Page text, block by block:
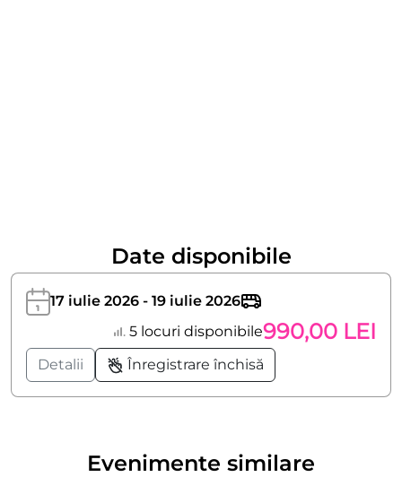
Date disponibile
17 iulie 2026 - 19 iulie 2026
5 locuri disponibile990,00 LEI
Detalii Înregistrare închisă
Evenimente similare